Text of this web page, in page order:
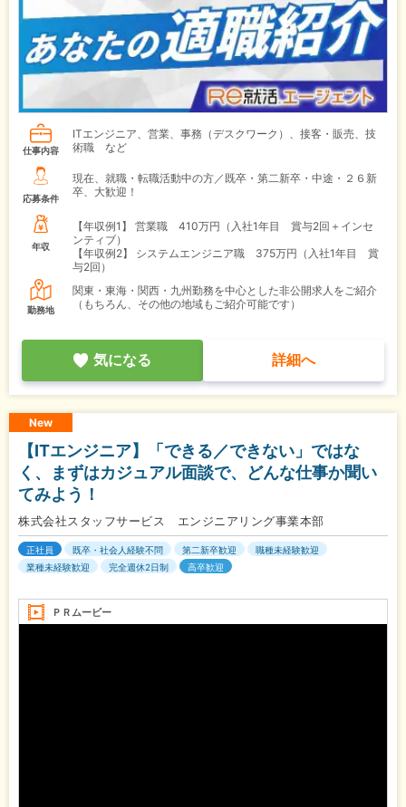
仕事内容
ITエンジニア、営業、事務（デスクワーク）、接客・販売、技
術職 など
応募条件
現在、就職・転職活動中の方／既卒・第二新卒・中途・２６新
卒、大歓迎！
年収
【年収例1】
営業職 410万円（入社1年目 賞与2回＋インセ
ンティブ）
【年収例2】
システムエンジニア職 375万円（入社1年目 賞
与2回）
勤務地
関東・東海・関西・九州勤務を中心とした非公開求人をご紹介
（もちろん、その他の地域もご紹介可能です）
気になる 詳細へ
New
【ITエンジニア】「できる／できない」ではな
く、まずはカジュアル面談で、どんな仕事か聞い
てみよう！
株式会社スタッフサービス エンジニアリング事業本部
正社員 既卒・社会人経験不問 第二新卒歓迎
職種未経験歓迎
業種未経験歓迎
完全週休2日制 高卒歓迎
ＰＲムービー